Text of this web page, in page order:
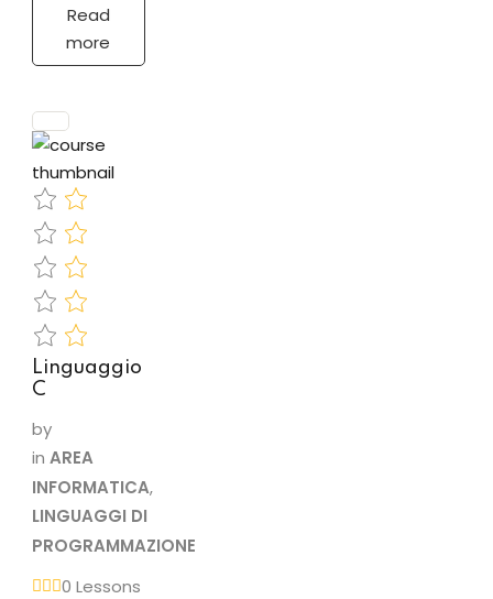
polivalente
orientato agli
oggetti per
realizzazione
di
applicazioni.
PROGRAMMA
•
Introduzione
alla
programmazione
orientata…
Read
more
Linguaggio
C
by
in AREA
INFORMATICA,
LINGUAGGI DI
PROGRAMMAZIONE
0 Lessons